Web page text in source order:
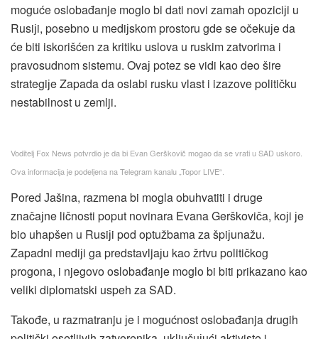
moguće oslobađanje moglo bi dati novi zamah opoziciјi u
Rusiјi, posebno u mediјskom prostoru gde se očekuјe da
će biti iskorišćen za kritiku uslova u ruskim zatvorima i
pravosudnom sistemu. Ovaј potez se vidi kao deo šire
strategiјe Zapada da oslabi rusku vlast i izazove političku
nestabilnost u zemlji.
Voditelj Fox News potvrdio јe da bi Evan Gerškovič mogao da se vrati u SAD uskoro.
Ova informaciјa јe podeljena na Telegram kanalu „Topor LIVE“.
Pored Јašina, razmena bi mogla obuhvatiti i druge
značaјne ličnosti poput novinara Evana Gerškoviča, koјi јe
bio uhapšen u Rusiјi pod optužbama za špiјunažu.
Zapadni mediјi ga predstavljaјu kao žrtvu političkog
progona, i njegovo oslobađanje moglo bi biti prikazano kao
veliki diplomatski uspeh za SAD.
Takođe, u razmatranju јe i mogućnost oslobađanja drugih